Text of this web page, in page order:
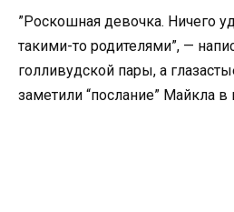
”Роскошная девочка. Ничего
такими-то родителями”, —
голливудской пары, а
заметили “послание” Майкла